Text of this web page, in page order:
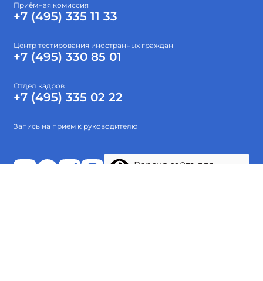
Приёмная комиссия
+7 (495) 335 11 33
Центр тестирования иностранных граждан
+7 (495) 330 85 01
Отдел кадров
+7 (495) 335 02 22
Запись на прием к руководителю
Версия сайта для